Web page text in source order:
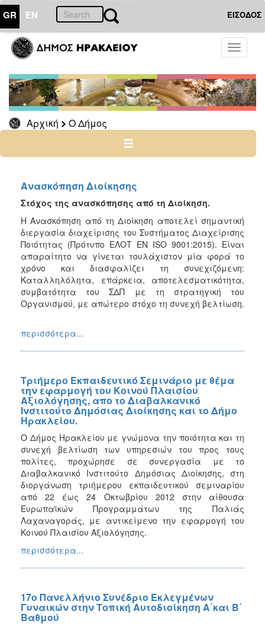
GR EN ΕΙΣΟΔΟΣ
Toggle
Αρχική Ο Δήμος
ΔΗΜΟΣ
Πιστοποιήσεις
-
Πρότυπα
Πολιτική
Ποιότητας
Κοινό
Αξιολόγησης
ΤΟΠΟΣ
ΠΟΛΙΤΙΣΜΟΣ
ΑΝΘΕΚΤΙΚΗ
Ανασκόπηση Διοίκησης
Στόχος της ανασκόπησης από τη Διοίκηση.
Η Ανασκόπηση από τη Διοίκηση αποτελεί σημαντική
διεργασία διαχείρισης του Συστήματος Διαχείρισης
Ποιότητας (Πρότυπο ΕΛΟΤ ΕΝ ISO 9001:2015). Είναι
απαραίτητο να γίνεται τουλάχιστον μία φορά το
χρόνο και διασφαλίζει τη συνεχιζόμενη:
Καταλληλόλητα, επάρκεια, αποτελεσματικότητα,
συμβατότητα του ΣΔΠ με τη στρατηγική του
Οργανισμού, με απώτερο στόχο τη συνεχή βελτίωση.
περισσότερα...
Τριήμερο Εκπαιδευτικό Σεμινάριο με θέμα
την εφαρμογή του Κοινού Πλαισίου
Αξιολόγησης, απο το Διαβαλκανικό
Ινστιτούτο Δημόσιας Διοίκησης και το Δήμο
Ηρακλείου.
Ο Δήμος Ηρακλείου με γνώμονα την ποιότητα και τη
συνεχή βελτίωση των υπηρεσιών του προς τους
πολίτες, προχώρησε σε συνεργασία με το
Διαβαλκανικό Ινστιτούτο Δημόσιας Διοίκησης, στη
διοργάνωση τριήμερου εκπαιδευτικού σεμιναρίου
από 22 έως 24 Οκτωβρίου 2012 στην αίθουσα
Ευρωπαϊκών Προγραμμάτων της Παλιάς
Λαχαναγοράς, με αντικείμενο την εφαρμογή του
Κοινού Πλαισίου Αξιολόγησης.
περισσότερα...
17ο Πανελλήνιο Συνέδριο Εκλεγμένων
Γυναικών στην Τοπική Αυτοδιοίκηση Α΄και Β΄
Βαθμού